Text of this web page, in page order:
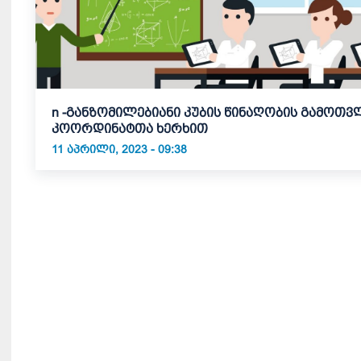
n -განზომილებიანი კუბის წინაღობის
კოორდინატთა ხერხით
11 ᲐᲞᲠᲘᲚᲘ, 2023 - 09:38